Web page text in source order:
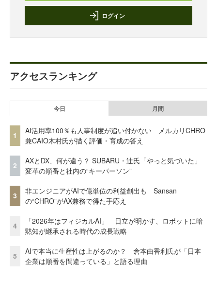
ログイン
アクセスランキング
今日 月間
1
AI活用率100％も人事制度が追い付かない メルカリCHRO
兼CAIO木村氏が描く評価・育成の答え
2
AXとDX、何が違う？ SUBARU・辻氏「やっと気づいた」
変革の順番と社内の“キーパーソン”
3
非エンジニアがAIで億単位の利益創出も Sansan
の“CHRO”がAX兼務で得た手応え
4
「2026年はフィジカルAI」 日立が明かす、ロボットに暗
黙知が継承される時代の成長戦略
5
AIで本当に生産性は上がるのか？ 倉本由香利氏が「日本
企業は順番を間違っている」と語る理由